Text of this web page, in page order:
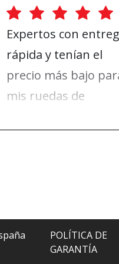
Expertos con
rápida y tenían el
precio más bajo
mis ruedas de
POLÍTICA DE
GARANTÍA